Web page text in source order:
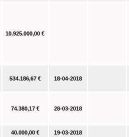
10.925.000,00 €
534.186,67 € 18-04-2018
74.380,17 € 28-03-2018
40.000,00 € 19-03-2018